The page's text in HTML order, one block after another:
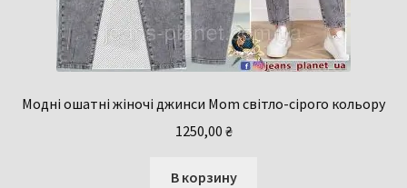
Модні ошатні жіночі джинси Mom світло-сірого кольору
1250,00 ₴
В корзину